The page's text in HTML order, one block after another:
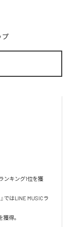
プ
ンキング1位を獲
ではLINE MUSICラ
得。